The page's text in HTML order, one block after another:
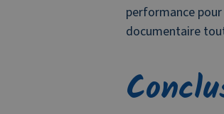
performance
documentaire